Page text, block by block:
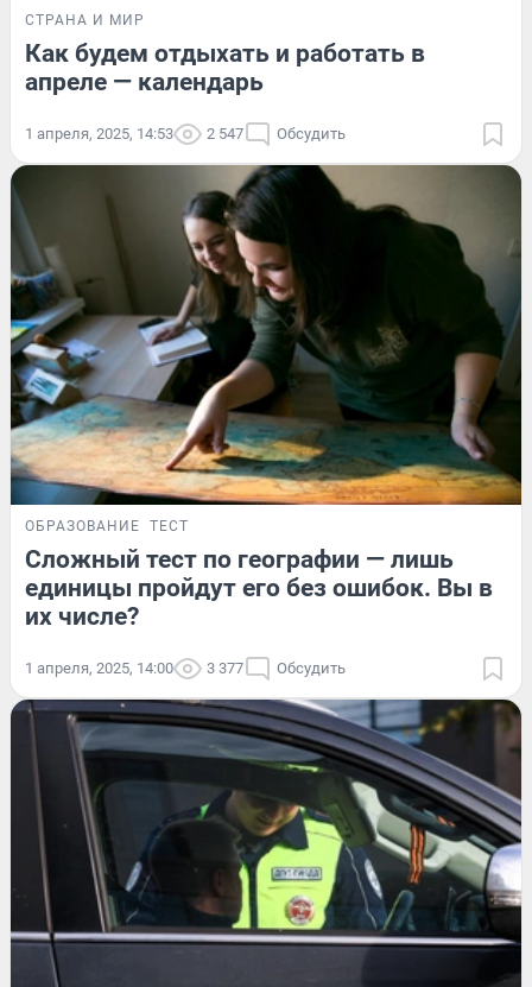
СТРАНА И МИР
Как будем отдыхать и работать в
апреле — календарь
1 апреля, 2025, 14:53 2 547 Обсудить
ОБРАЗОВАНИЕ ТЕСТ
Сложный тест по географии — лишь
единицы пройдут его без ошибок. Вы в
их числе?
1 апреля, 2025, 14:00 3 377 Обсудить